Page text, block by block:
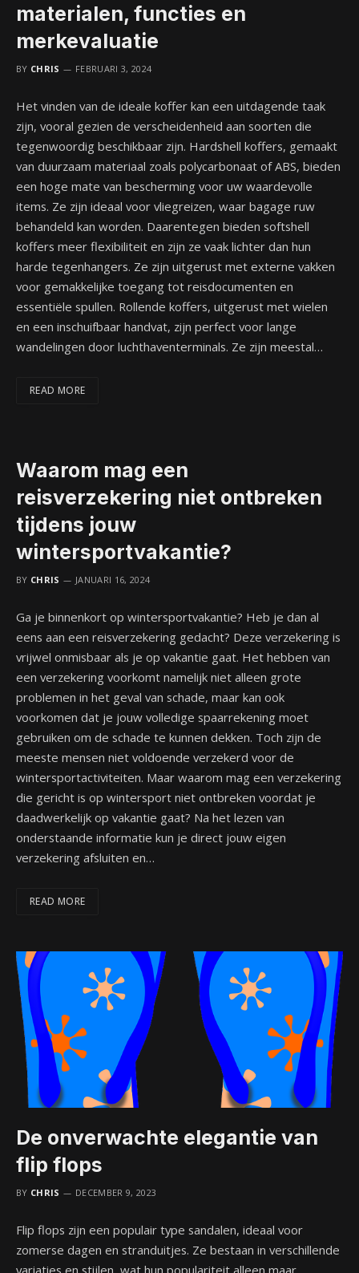
materialen, functies en
merkevaluatie
BY CHRIS FEBRUARI 3, 2024
Het vinden van de ideale koffer kan een uitdagende taak
zijn, vooral gezien de verscheidenheid aan soorten die
tegenwoordig beschikbaar zijn. Hardshell koffers, gemaakt
van duurzaam materiaal zoals polycarbonaat of ABS, bieden
een hoge mate van bescherming voor uw waardevolle
items. Ze zijn ideaal voor vliegreizen, waar bagage ruw
behandeld kan worden. Daarentegen bieden softshell
koffers meer flexibiliteit en zijn ze vaak lichter dan hun
harde tegenhangers. Ze zijn uitgerust met externe vakken
voor gemakkelijke toegang tot reisdocumenten en
essentiële spullen. Rollende koffers, uitgerust met wielen
en een inschuifbaar handvat, zijn perfect voor lange
wandelingen door luchthaventerminals. Ze zijn meestal…
READ MORE
Waarom mag een
reisverzekering niet ontbreken
tijdens jouw
wintersportvakantie?
BY CHRIS JANUARI 16, 2024
Ga je binnenkort op wintersportvakantie? Heb je dan al
eens aan een reisverzekering gedacht? Deze verzekering is
vrijwel onmisbaar als je op vakantie gaat. Het hebben van
een verzekering voorkomt namelijk niet alleen grote
problemen in het geval van schade, maar kan ook
voorkomen dat je jouw volledige spaarrekening moet
gebruiken om de schade te kunnen dekken. Toch zijn de
meeste mensen niet voldoende verzekerd voor de
wintersportactiviteiten. Maar waarom mag een verzekering
die gericht is op wintersport niet ontbreken voordat je
daadwerkelijk op vakantie gaat? Na het lezen van
onderstaande informatie kun je direct jouw eigen
verzekering afsluiten en…
READ MORE
De onverwachte elegantie van
flip flops
BY CHRIS DECEMBER 9, 2023
Flip flops zijn een populair type sandalen, ideaal voor
zomerse dagen en stranduitjes. Ze bestaan in verschillende
variaties en stijlen, wat hun populariteit alleen maar